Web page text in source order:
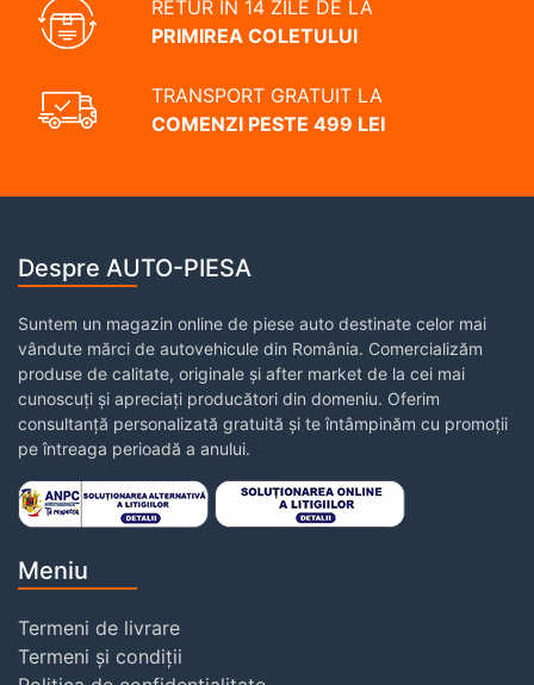
RETUR ÎN 14 ZILE DE LA
PRIMIREA COLETULUI
TRANSPORT GRATUIT LA
COMENZI PESTE 499 LEI
Despre AUTO-PIESA
Suntem un magazin online de piese auto destinate celor mai
vândute mărci de autovehicule din România. Comercializăm
produse de calitate, originale și after market de la cei mai
cunoscuți și apreciați producători din domeniu. Oferim
consultanță personalizată gratuită și te întâmpinăm cu promoții
pe întreaga perioadă a anului.
Meniu
Termeni de livrare
Termeni și condiții